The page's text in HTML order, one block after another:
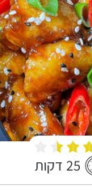
25 דקות